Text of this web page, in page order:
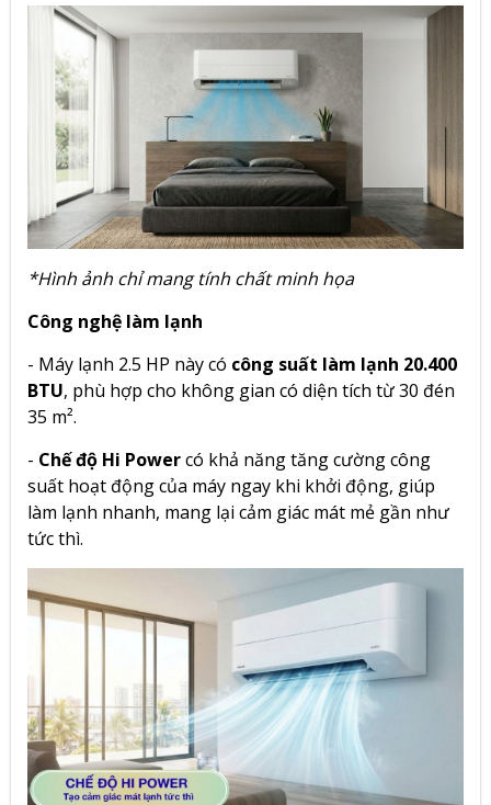
*Hình ảnh chỉ mang tính chất minh họa
Công nghệ làm lạnh
- Máy lạnh 2.5 HP này có công suất làm lạnh 20.400
BTU, phù hợp cho không gian có diện tích từ 30 đén
35 m².
- Chế độ Hi Powercó khả năng tăng cường công
suất hoạt động của máy ngay khi khởi động, giúp
làm lạnh nhanh, mang lại cảm giác mát mẻ gần như
tức thì.